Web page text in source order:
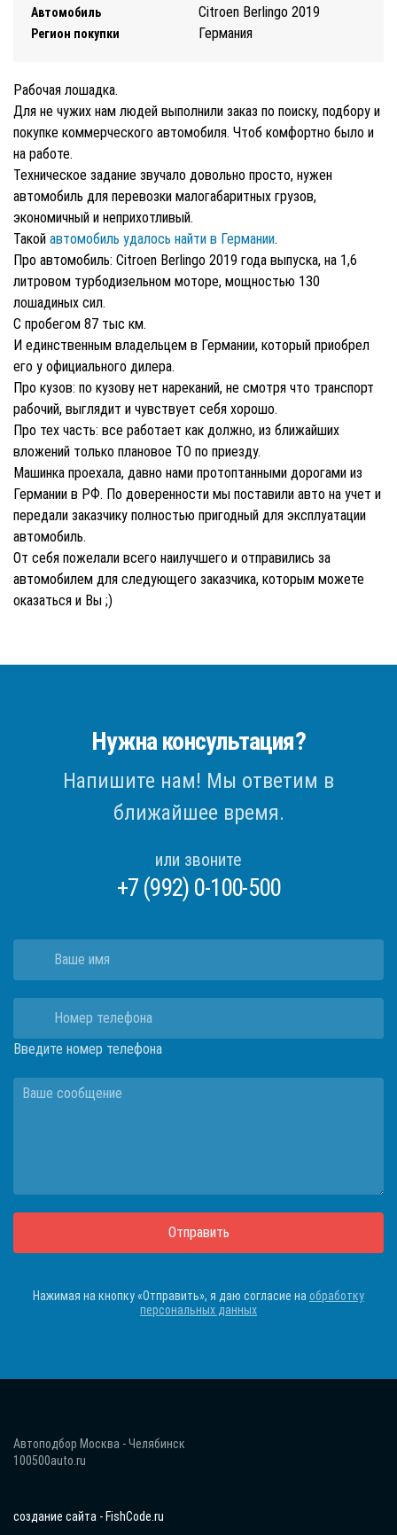
Автомобиль Citroen Berlingo 2019
Регион покупки Германия
Рабочая лошадка.
Для не чужих нам людей выполнили заказ по поиску, подбору и
покупке коммерческого автомобиля. Чтоб комфортно было и
на работе.
Техническое задание звучало довольно просто, нужен
автомобиль для перевозки малогабаритных грузов,
экономичный и неприхотливый.
Такой автомобиль удалось найти в Германии.
Про автомобиль: Citroen Berlingo 2019 года выпуска, на 1,6
литровом турбодизельном моторе, мощностью 130
лошадиных сил.
С пробегом 87 тыс км.
И единственным владельцем в Германии, который приобрел
его у официального дилера.
Про кузов: по кузову нет нареканий, не смотря что транспорт
рабочий, выглядит и чувствует себя хорошо.
Про тех часть: все работает как должно, из ближайших
вложений только плановое ТО по приезду.
Машинка проехала, давно нами протоптанными дорогами из
Германии в РФ. По доверенности мы поставили авто на учет и
передали заказчику полностью пригодный для эксплуатации
автомобиль.
От себя пожелали всего наилучшего и отправились за
автомобилем для следующего заказчика, которым можете
оказаться и Вы ;)
Нужна консультация?
Напишите нам! Мы ответим в
ближайшее время.
или звоните
+7 (992) 0-100-500
Введите номер телефона
Отправить
Нажимая на кнопку «Отправить», я даю согласие на обработку
персональных данных
Автоподбор Москва - Челябинск
100500auto.ru
создание сайта - FishCode.ru